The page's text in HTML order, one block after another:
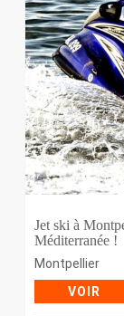
Jet ski à
Méditerranée !
Montpellier
VOIR